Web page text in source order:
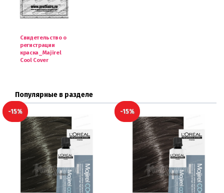
Свидетельство о
регистрации
краска_Majirel
Cool Cover
Популярные в разделе
-15% -15%